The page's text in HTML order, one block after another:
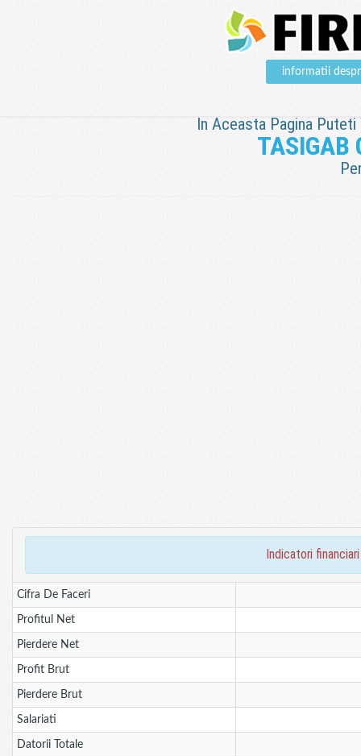
informatii
In Aceasta Pagina
TASIGAB
indicatori financiari
Cifra De Faceri
Profitul Net
Pierdere Net
Profit Brut
Pierdere Brut
Salariati
Datorii Totale